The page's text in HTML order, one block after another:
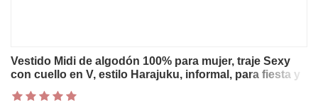
Vestido Midi de algodón 100% para mujer, traje Sexy
con cuello en V, estilo Harajuku, informal, para fiesta y